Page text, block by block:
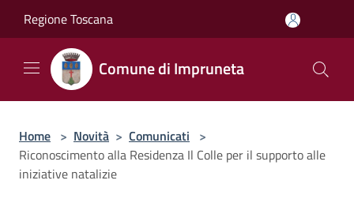
Regione Toscana
Comune di Impruneta
Home > Novità > Comunicati >
Riconoscimento alla Residenza Il Colle per il supporto alle
iniziative natalizie